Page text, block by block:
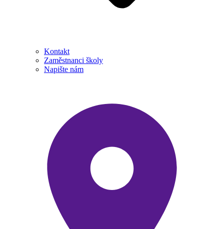
Kontakt
Zaměstnanci školy
Napište nám